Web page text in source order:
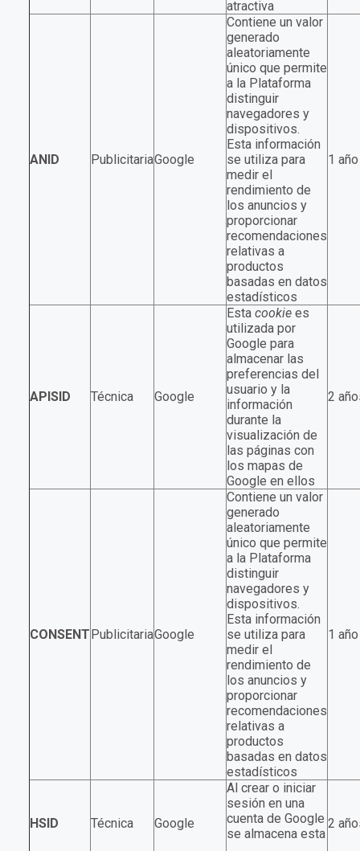
atractiva
ANID PublicitariaGoogle
Contiene un valor
generado
aleatoriamente
único que permite
a la Plataforma
distinguir
navegadores y
dispositivos.
Esta información
se utiliza para
medir el
rendimiento de
los anuncios y
proporcionar
recomendaciones
relativas a
productos
basadas en datos
estadísticos
1 año
APISID Técnica Google
Estacookiees
utilizada por
Google para
almacenar las
preferencias del
usuario y la
información
durante la
visualización de
las páginas con
los mapas de
Google en ellos
2
CONSENT PublicitariaGoogle
Contiene un valor
generado
aleatoriamente
único que permite
a la Plataforma
distinguir
navegadores y
dispositivos.
Esta información
se utiliza para
medir el
rendimiento de
los anuncios y
proporcionar
recomendaciones
relativas a
productos
basadas en datos
estadísticos
1 año
HSID Técnica Google
Al crear o iniciar
sesión en una
cuenta de Google
se almacena esta
2